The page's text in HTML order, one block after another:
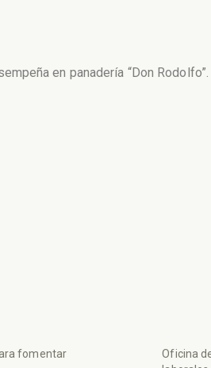
en panadería “Don Rodolfo”.
fomentar
Oficina